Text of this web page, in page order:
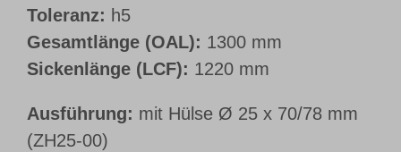
Toleranz: h5
Gesamtlänge (OAL): 1300 mm
Sickenlänge (LCF): 1220 mm
Ausführung: mit Hülse Ø 25 x 70/78 mm
(ZH25-00)